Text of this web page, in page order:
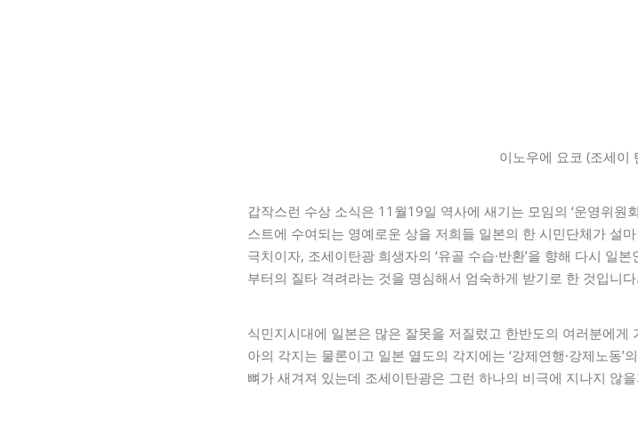
이노우에 요코 (조세이
갑작스런 수상 소식은 11월19일 역사에 새기는 모임의 ‘운영위원
스트에 수여되는 영예로운 상을 저희들 일본의 한 시민단체가 설
극치이자, 조세이탄광 희생자의 ‘유골 수습·반환’을 향해 다시 일
부터의 질타 격려라는 것을 명심해서 엄숙하게 받기로 한 것입니다.
식민지시대에 일본은 많은 잘못을 저질렀고 한반도의 여러분에
아의 각지는 물론이고 일본 열도의 각지에는 ‘강제연행·강제노동
뼈가 새겨져 있는데 조세이탄광은 그런 하나의 비극에 지나지 않